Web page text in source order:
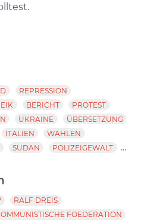
REPRESSION
BERICHT
PROTEST
UKRAINE
ÜBERSETZUNG
ITALIEN
WAHLEN
SUDAN POLIZEIGEWALT ...
RALF DREIS
FOEDERATION